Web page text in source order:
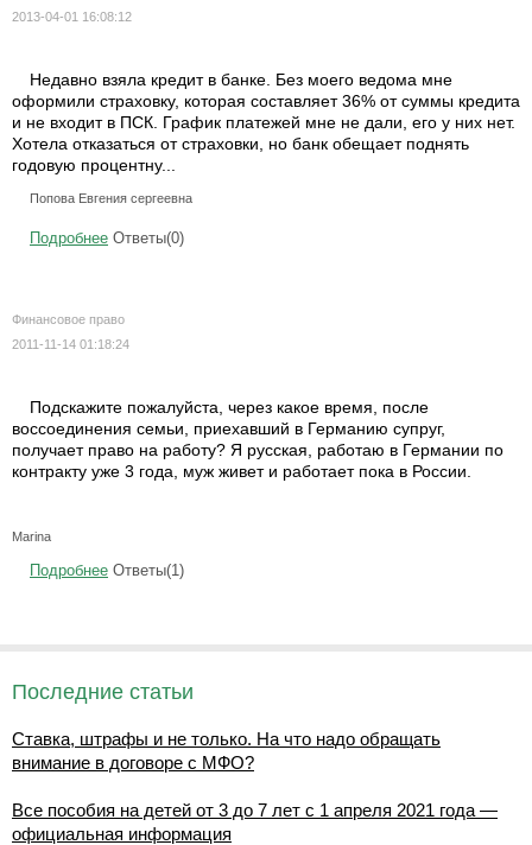
2013-04-01 16:08:12
Недавно взяла кредит в банке. Без моего ведома мне
оформили страховку, которая составляет 36% от суммы кредита
и не входит в ПСК. График платежей мне не дали, его у них нет.
Хотела отказаться от страховки, но банк обещает поднять
годовую процентну...
Попова Евгения сергеевна
Подробнее Ответы(0)
Финансовое право
2011-11-14 01:18:24
Подскажите пожалуйста, через какое время, после
воссоединения семьи, приехавший в Германию супруг,
получает право на работу? Я русская, работаю в Германии по
контракту уже 3 года, муж живет и работает пока в России.
Marina
Подробнее Ответы(1)
Последние статьи
Ставка, штрафы и не только. На что надо обращать
внимание в договоре с МФО?
Все пособия на детей от 3 до 7 лет с 1 апреля 2021 года —
официальная информация